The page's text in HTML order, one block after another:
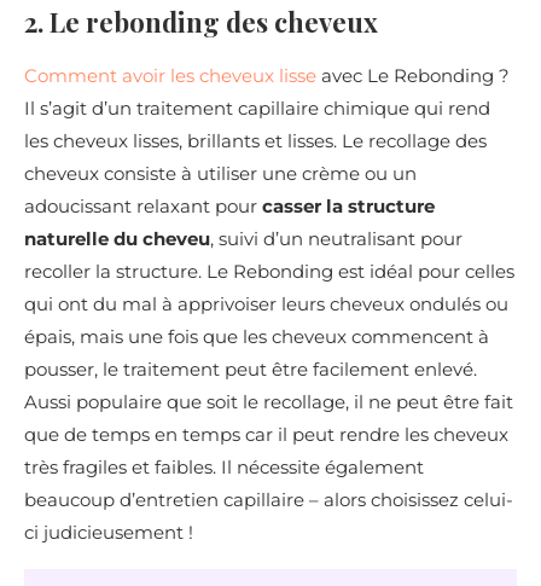
2. Le rebonding des cheveux
Comment avoir les cheveux lisse avec Le Rebonding ?
Il s’agit d’un traitement capillaire chimique qui rend
les cheveux lisses, brillants et lisses. Le recollage des
cheveux consiste à utiliser une crème ou un
adoucissant relaxant pour casser la structure
naturelle du cheveu, suivi d’un neutralisant pour
recoller la structure. Le Rebonding est idéal pour celles
qui ont du mal à apprivoiser leurs cheveux ondulés ou
épais, mais une fois que les cheveux commencent à
pousser, le traitement peut être facilement enlevé.
Aussi populaire que soit le recollage, il ne peut être fait
que de temps en temps car il peut rendre les cheveux
très fragiles et faibles. Il nécessite également
beaucoup d’entretien capillaire – alors choisissez celui-
ci judicieusement !